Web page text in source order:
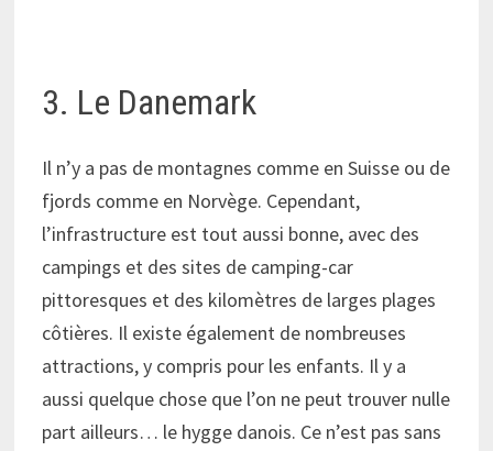
3. Le Danemark
Il n’y a pas de montagnes comme en Suisse ou de
fjords comme en Norvège. Cependant,
l’infrastructure est tout aussi bonne, avec des
campings et des sites de camping-car
pittoresques et des kilomètres de larges plages
côtières. Il existe également de nombreuses
attractions, y compris pour les enfants. Il y a
aussi quelque chose que l’on ne peut trouver nulle
part ailleurs… le hygge danois. Ce n’est pas sans